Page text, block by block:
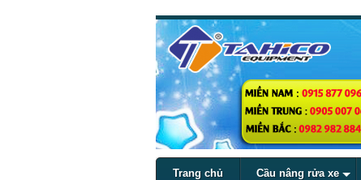
Trang chủ Cầu nâng rửa xe